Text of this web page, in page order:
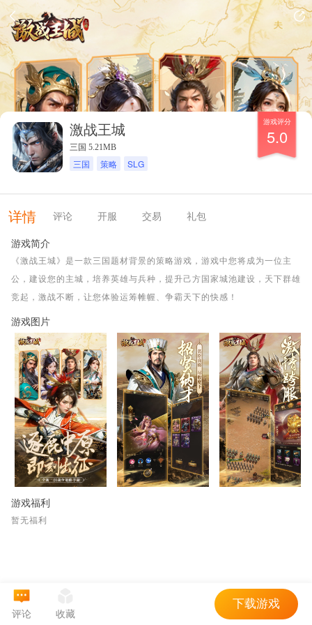
激战王城
三国 5.21MB
三国 策略 SLG
游戏评分
5.0
详情 评论 开服 交易 礼包
游戏简介
《激战王城》是一款三国题材背景的策略游戏，游戏中您将成为一位主
公，建设您的主城，培养英雄与兵种，提升己方国家城池建设，天下群雄
竞起，激战不断，让您体验运筹帷幄、争霸天下的快感！
游戏图片
游戏福利
暂无福利
评论 收藏
下载游戏